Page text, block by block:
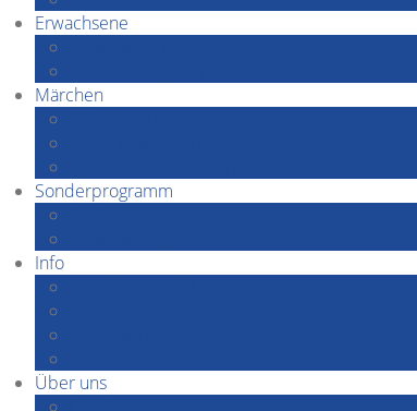
Erwachsene
Märchen
Sonderprogramm
Info
Über uns